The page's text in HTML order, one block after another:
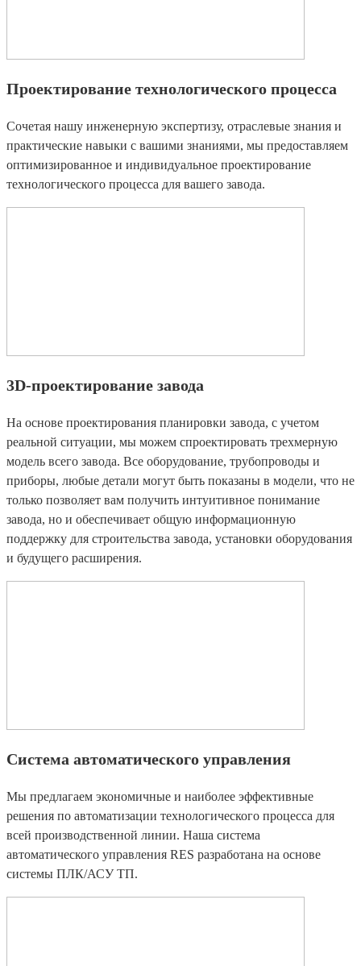
Проектирование технологического процесса
Сочетая нашу инженерную экспертизу, отраслевые знания и
практические навыки с вашими знаниями, мы предоставляем
оптимизированное и индивидуальное проектирование
технологического процесса для вашего завода.
3D-проектирование завода
На основе проектирования планировки завода, с учетом
реальной ситуации, мы можем спроектировать трехмерную
модель всего завода. Все оборудование, трубопроводы и
приборы, любые детали могут быть показаны в модели, что не
только позволяет вам получить интуитивное понимание
завода, но и обеспечивает общую информационную
поддержку для строительства завода, установки оборудования
и будущего расширения.
Система автоматического управления
Мы предлагаем экономичные и наиболее эффективные
решения по автоматизации технологического процесса для
всей производственной линии. Наша система
автоматического управления RES разработана на основе
системы ПЛК/АСУ ТП.